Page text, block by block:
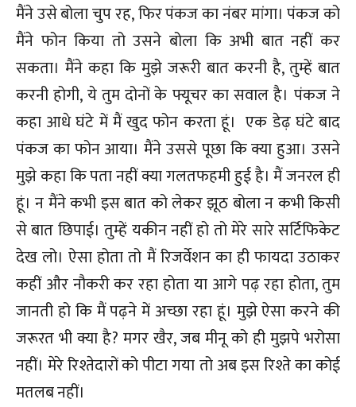
मैंने उसे बोला चुप रह, फिर पंकज का नंबर मांगा। पंकज को
मैंने फोन किया तो उसने बोला कि अभी बात नहीं कर
सकता। मैंने कहा कि मुझे जरूरी बात करनी है, तुम्हें बात
करनी होगी, ये तुम दोनों के फ्यूचर का सवाल है। पंकज ने
कहा आधे घंटे में मैं खुद फोन करता हूं। एक डेढ़ घंटे बाद
पंकज का फोन आया। मैंने उससे पूछा कि क्या हुआ। उसने
मुझे कहा कि पता नहीं क्या गलतफहमी हुई है। मैं जनरल ही
हूं। न मैंने कभी इस बात को लेकर झूठ बोला न कभी किसी
से बात छिपाई। तुम्हें यकीन नहीं हो तो मेरे सारे सर्टिफिकेट
देख लो। ऐसा होता तो मैं रिजर्वेशन का ही फायदा उठाकर
कहीं और नौकरी कर रहा होता या आगे पढ़ रहा होता, तुम
जानती हो कि मैं पढ़ने में अच्छा रहा हूं। मुझे ऐसा करने की
जरूरत भी क्या है? मगर खैर, जब मीनू को ही मुझपे भरोसा
नहीं। मेरे रिश्तेदारों को पीटा गया तो अब इस रिश्ते का कोई
मतलब नहीं।